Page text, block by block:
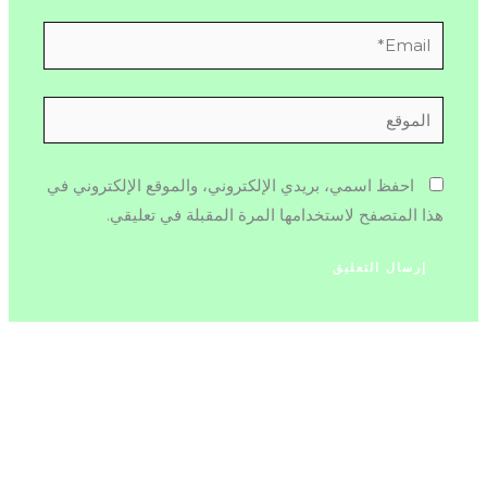
Email*
الموقع
احفظ اسمي، بريدي الإلكتروني، والموقع الإلكتروني في
هذا المتصفح لاستخدامها المرة المقبلة في تعليقي.